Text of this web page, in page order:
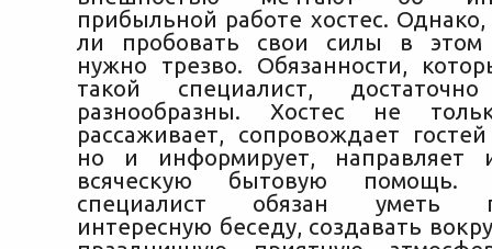
прибыльной работе хостес.
ли пробовать свои силы в этом
нужно трезво. Обязанности,
такой специалист,
разнообразны. Хостес не
рассаживает, сопровождает
но и информирует, направляет
всяческую бытовую помощь.
специалист обязан уметь
интересную беседу, создавать